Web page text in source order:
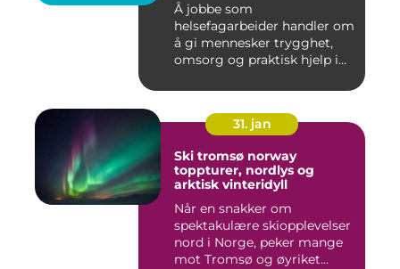
Å jobbe som
helsefagarbeider handler om
å gi mennesker trygghet,
omsorg og praktisk hjelp i
31. jan
Ski tromsø norway
toppturer, nordlys og
arktisk vinteridyll
Når en snakker om
spektakulære skiopplevelser
nord i Norge, peker mange
mot Tromsø og øyriket